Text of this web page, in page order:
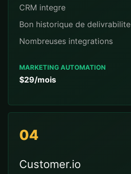
CRM integre
Bon historique de delivrabilite
Nombreuses integrations
MARKETING AUTOMATION
$29/mois
04
Customer.io